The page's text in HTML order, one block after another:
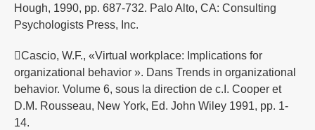
Hough, 1990, pp. 687-732. Palo Alto, CA: Consulting
Psychologists Press, Inc.
Cascio, W.F., «Virtual workplace: Implications for
organizational behavior ». Dans Trends in organizational
behavior. Volume 6, sous la direction de c.I. Cooper et
D.M. Rousseau, New York, Ed. John Wiley 1991, pp. 1-
14.